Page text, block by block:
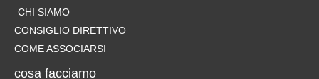
CHI SIAMO
CONSIGLIO DIRETTIVO
COME ASSOCIARSI
cosa facciamo